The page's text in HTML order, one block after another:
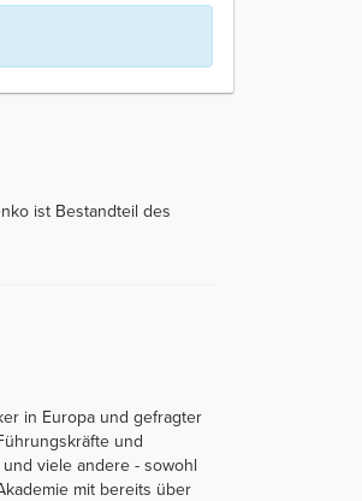
ist Bestandteil des
in Europa und gefragter
und
und viele andere - sowohl
mit bereits über